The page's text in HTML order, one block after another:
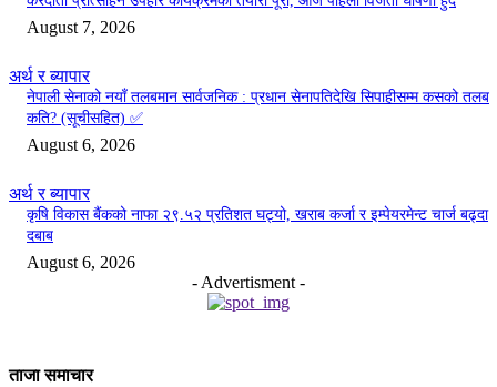
August 7, 2026
अर्थ र ब्यापार
नेपाली सेनाको नयाँ तलबमान सार्वजनिक : प्रधान सेनापतिदेखि सिपाहीसम्म कसको तलब
कति? (सूचीसहित) ✅
August 6, 2026
अर्थ र ब्यापार
कृषि विकास बैंकको नाफा २९.५२ प्रतिशत घट्यो, खराब कर्जा र इम्पेयरमेन्ट चार्ज बढ्दा
दबाब
August 6, 2026
- Advertisment -
ताजा समाचार